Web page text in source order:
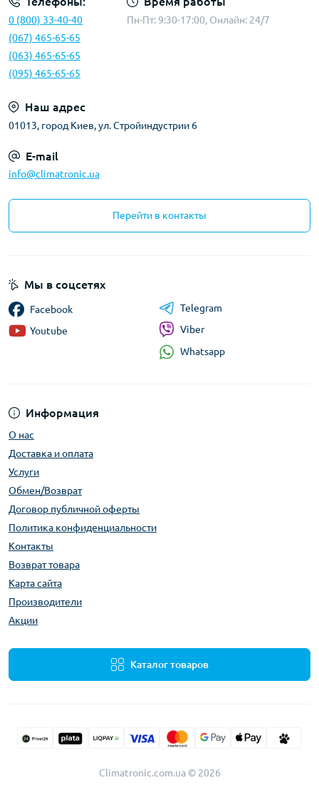
0 (800) 33-40-40
(067) 465-65-65
(063) 465-65-65
(095) 465-65-65
Пн-Пт: 9:30-17:00, Онлайн: 24/7
Наш адрес
01013, город Киев, ул. Стройиндустрии 6
E-mail
info@climatronic.ua
Перейти в контакты
Информация
О нас
Доставка и оплата
Услуги
Обмен/Возврат
Договор публичной оферты
Политика конфиденциальности
Контакты
Возврат товара
Карта сайта
Производители
Акции
Каталог товаров
Мы в соцсетях
Facebook
Youtube
Telegram
Viber
Whatsapp
Climatronic.com.ua © 2026